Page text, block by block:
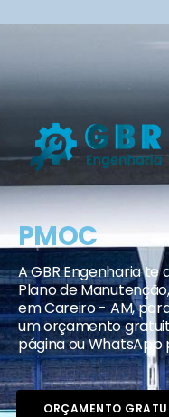
PMOC
A GBR Engenharia
Plano de
em Careiro - AM,
um orçamento
página ou WhatsApp
ORÇAMENTO